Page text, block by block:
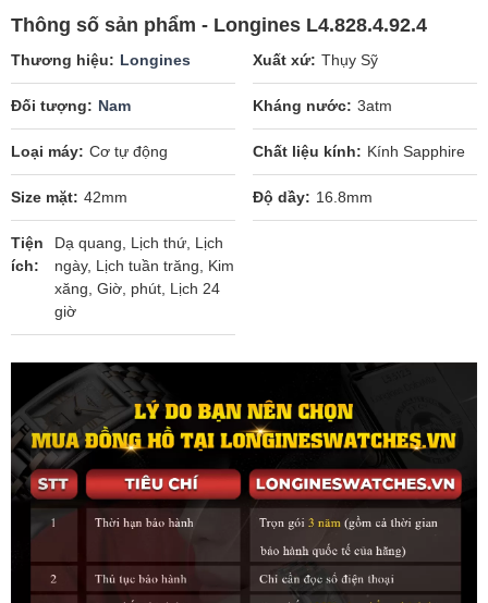
Thông số sản phẩm - Longines L4.828.4.92.4
Thương hiệu Longines Xuất xứ Thụy Sỹ
Đối tượng Nam Kháng nước 3atm
Loại máy Cơ tự động Chất liệu kính Kính Sapphire
Size mặt 42mm Độ dầy 16.8mm
Tiện
ích
Dạ quang, Lịch thứ, Lịch
ngày, Lịch tuần trăng, Kim
xăng, Giờ, phút, Lịch 24
giờ